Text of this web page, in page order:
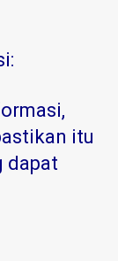
itu
dapat